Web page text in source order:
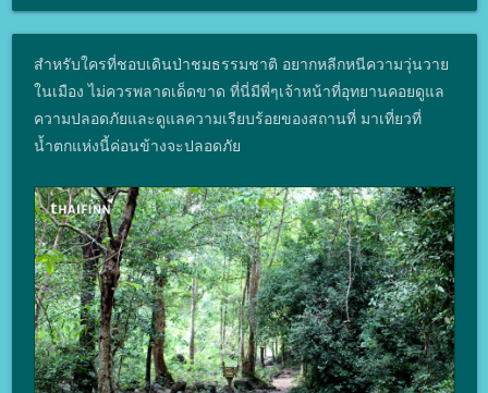
สำหรับใครที่ชอบเดินป่าชมธรรมชาติ อยากหลีกหนีความวุ่นวาย
ในเมือง ไม่ควรพลาดเด็ดขาด ที่นี่มีพี่ๆเจ้าหน้าที่อุทยานคอยดูแล
ความปลอดภัยและดูแลความเรียบร้อยของสถานที่ มาเที่ยวที่
น้ำตกแห่งนี้ค่อนข้างจะปลอดภัย